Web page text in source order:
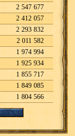
2 547 677
2 412 057
2 293 832
2 011 582
1 974 994
1 925 934
1 855 717
1 849 085
1 804 566